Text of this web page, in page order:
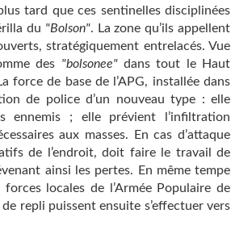
tard que ces sentinelles disciplinées
du "Bolson". La zone qu’ils appellent
stratégiquement entrelacés. Vue
des "bolsonee"dans tout le Haut
force de base de l’APG, installée dans
de police d’un nouveau type : elle
ennemis ; elle prévient l’infiltration
aux masses. En cas d’attaque
de l’endroit, doit faire le travail de
ainsi les pertes. En même tempe
locales de l’Armée Populaire de
repli puissent ensuite s’effectuer vers